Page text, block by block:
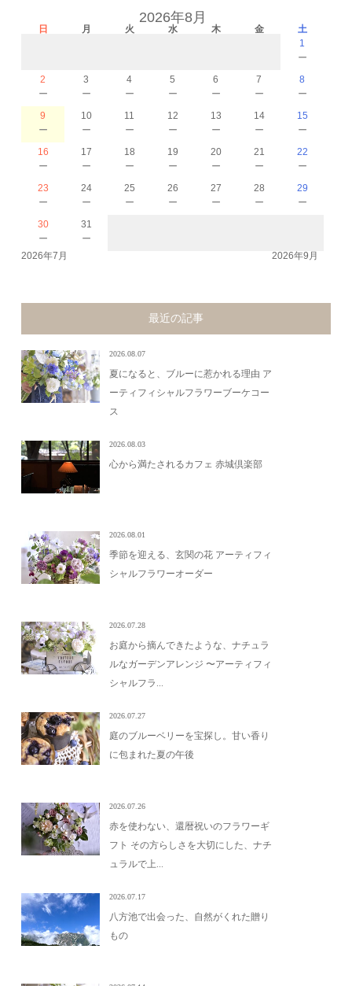
2026年8月
日 月 火 水 木 金
土
1
－
2
－
3
－
4
－
5
－
6
－
7
－
8
－
9
－
10
－
11
－
12
－
13
－
14
－
15
－
16
－
17
－
18
－
19
－
20
－
21
－
22
－
23
－
24
－
25
－
26
－
27
－
28
－
29
－
30
－
31
－
2026年7月 2026年9月
最近の記事
2026.08.07
夏になると、ブルーに惹かれる理由 ア
ーティフィシャルフラワーブーケコー
ス
2026.08.03
心から満たされるカフェ 赤城倶楽部
2026.08.01
季節を迎える、玄関の花 アーティフィ
シャルフラワーオーダー
2026.07.28
お庭から摘んできたような、ナチュラ
ルなガーデンアレンジ 〜アーティフィ
シャルフラ...
2026.07.27
庭のブルーベリーを宝探し。甘い香り
に包まれた夏の午後
2026.07.26
赤を使わない、還暦祝いのフラワーギ
フト その方らしさを大切にした、ナチ
ュラルで上...
2026.07.17
八方池で出会った、自然がくれた贈り
もの